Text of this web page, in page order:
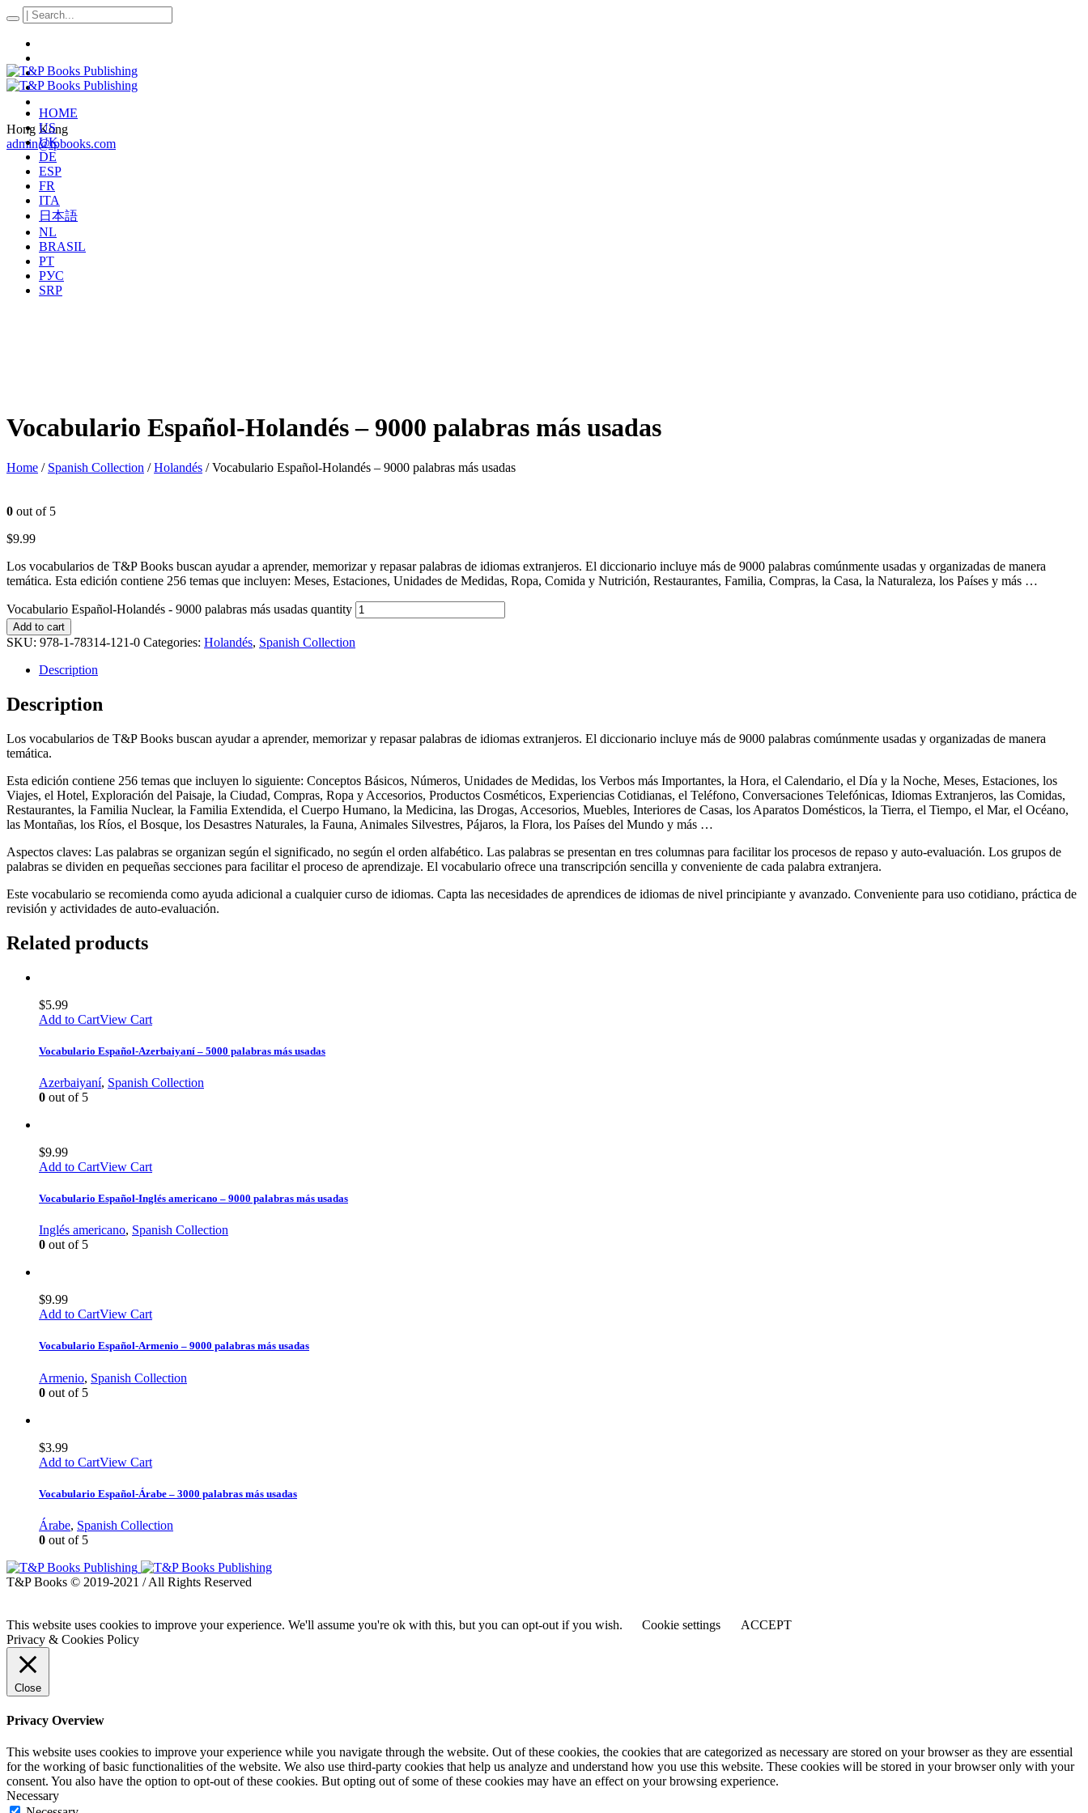
Hong Kong
admin@tpbooks.com
HOME
US
UK
DE
ESP
FR
ITA
日本語
NL
BRASIL
PT
РУС
SRP
Vocabulario Español-Holandés – 9000 palabras más usadas
Home / Spanish Collection /Holandés / Vocabulario Español-Holandés – 9000 palabras más usadas
0 out of 5
$9.99
Los vocabularios de T&P Books buscan ayudar a aprender, memorizar y repasar palabras de idiomas extranjeros. El diccionario incluye más de 9000 palabras comúnmente usadas y organizadas de manera
temática. Esta edición contiene 256 temas que incluyen: Meses, Estaciones, Unidades de Medidas, Ropa, Comida y Nutrición, Restaurantes, Familia, Compras, la Casa, la Naturaleza, los Países y más …
Vocabulario Español-Holandés - 9000 palabras más usadas quantity
Add to cart
SKU: 978-1-78314-121-0 Categories: Holandés, Spanish Collection
Description
Description
Los vocabularios de T&P Books buscan ayudar a aprender, memorizar y repasar palabras de idiomas extranjeros. El diccionario incluye más de 9000 palabras comúnmente usadas y organizadas de manera
temática.
Esta edición contiene 256 temas que incluyen lo siguiente: Conceptos Básicos, Números, Unidades de Medidas, los Verbos más Importantes, la Hora, el Calendario, el Día y la Noche, Meses, Estaciones, los
Viajes, el Hotel, Exploración del Paisaje, la Ciudad, Compras, Ropa y Accesorios, Productos Cosméticos, Experiencias Cotidianas, el Teléfono, Conversaciones Telefónicas, Idiomas Extranjeros, las Comidas,
Restaurantes, la Familia Nuclear, la Familia Extendida, el Cuerpo Humano, la Medicina, las Drogas, Accesorios, Muebles, Interiores de Casas, los Aparatos Domésticos, la Tierra, el Tiempo, el Mar, el Océano,
las Montañas, los Ríos, el Bosque, los Desastres Naturales, la Fauna, Animales Silvestres, Pájaros, la Flora, los Países del Mundo y más …
Aspectos claves: Las palabras se organizan según el significado, no según el orden alfabético. Las palabras se presentan en tres columnas para facilitar los procesos de repaso y auto-evaluación. Los grupos de
palabras se dividen en pequeñas secciones para facilitar el proceso de aprendizaje. El vocabulario ofrece una transcripción sencilla y conveniente de cada palabra extranjera.
Este vocabulario se recomienda como ayuda adicional a cualquier curso de idiomas. Capta las necesidades de aprendices de idiomas de nivel principiante y avanzado. Conveniente para uso cotidiano, práctica de
revisión y actividades de auto-evaluación.
Related products
$5.99
Add to CartView Cart
Vocabulario Español-Azerbaiyaní – 5000 palabras más usadas
Azerbaiyaní, Spanish Collection
0 out of 5
$9.99
Add to CartView Cart
Vocabulario Español-Inglés americano – 9000 palabras más usadas
Inglés americano, Spanish Collection
0 out of 5
$9.99
Add to CartView Cart
Vocabulario Español-Armenio – 9000 palabras más usadas
Armenio, Spanish Collection
0 out of 5
$3.99
Add to CartView Cart
Vocabulario Español-Árabe – 3000 palabras más usadas
Árabe, Spanish Collection
0 out of 5
T&P Books © 2019-2021 / All Rights Reserved
This website uses cookies to improve your experience. We'll assume you're ok with this, but you can opt-out if you wish. Cookie settings
ACCEPT
Privacy & Cookies Policy
Close
Privacy Overview
This website uses cookies to improve your experience while you navigate through the website. Out of these cookies, the cookies that are categorized as necessary are stored on your browser as they are essential
for the working of basic functionalities of the website. We also use third-party cookies that help us analyze and understand how you use this website. These cookies will be stored in your browser only with your
consent. You also have the option to opt-out of these cookies. But opting out of some of these cookies may have an effect on your browsing experience.
Necessary